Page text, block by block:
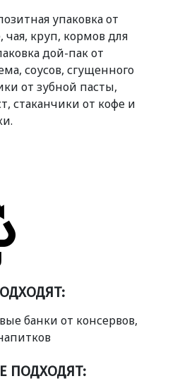
упаковка от
чая, круп, кормов для
дой-пак от
соусов, сгущенного
от зубной пасты,
стаканчики от кофе и
банки от консервов,
ПОДХОДЯТ: